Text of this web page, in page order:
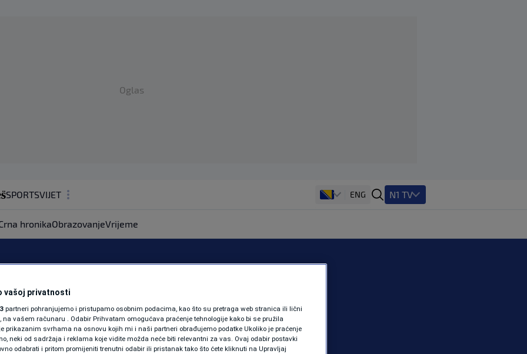
Oglas
SPORTSVIJET
ZDRAVLJE
SHOWBIZ
PODCAST
ENG N1 TV
hronikaObrazovanjeVrijeme
uvodi vize: Kako
- korak po
vašoj privatnosti
partneri pohranjujemo i pristupamo osobnim podacima, kao što su pretraga web stranica ili lični
na vašem računaru . Odabir Prihvatam omogućava praćenje tehnologije kako bi se pružila
prikazanim svrhama na osnovu kojih mi i naši partneri obrađujemo podatke Ukoliko je praćenje
neki od sadržaja i reklama koje vidite možda neće biti relevantni za vas. Ovaj odabir postavki
odabrati i pritom promijeniti trenutni odabir ili pristanak tako što ćete kliknuti na Upravljaj